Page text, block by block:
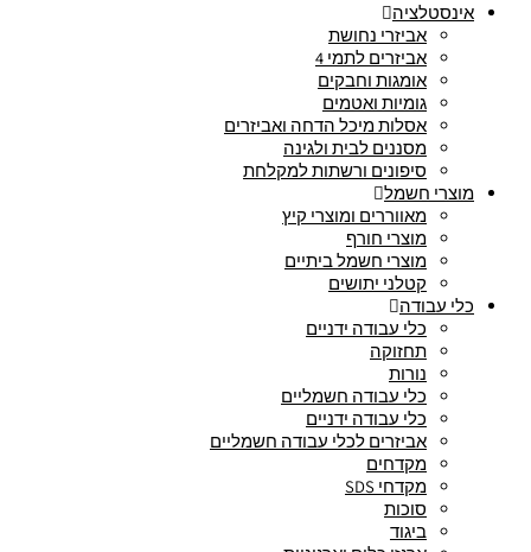
אינסטלציה
אביזרי נחושת
אביזרים לתמי 4
אומגות וחבקים
גומיות ואטמים
אסלות מיכל הדחה ואביזרים
מסננים לבית ולגינה
סיפונים ורשתות למקלחת
מוצרי חשמל
מאווררים ומוצרי קיץ
מוצרי חורף
מוצרי חשמל ביתיים
קטלני יתושים
כלי עבודה
כלי עבודה ידניים
תחזוקה
נורות
כלי עבודה חשמליים
כלי עבודה ידניים
אביזרים לכלי עבודה חשמליים
מקדחים
מקדחי SDS
סוכות
ביגוד